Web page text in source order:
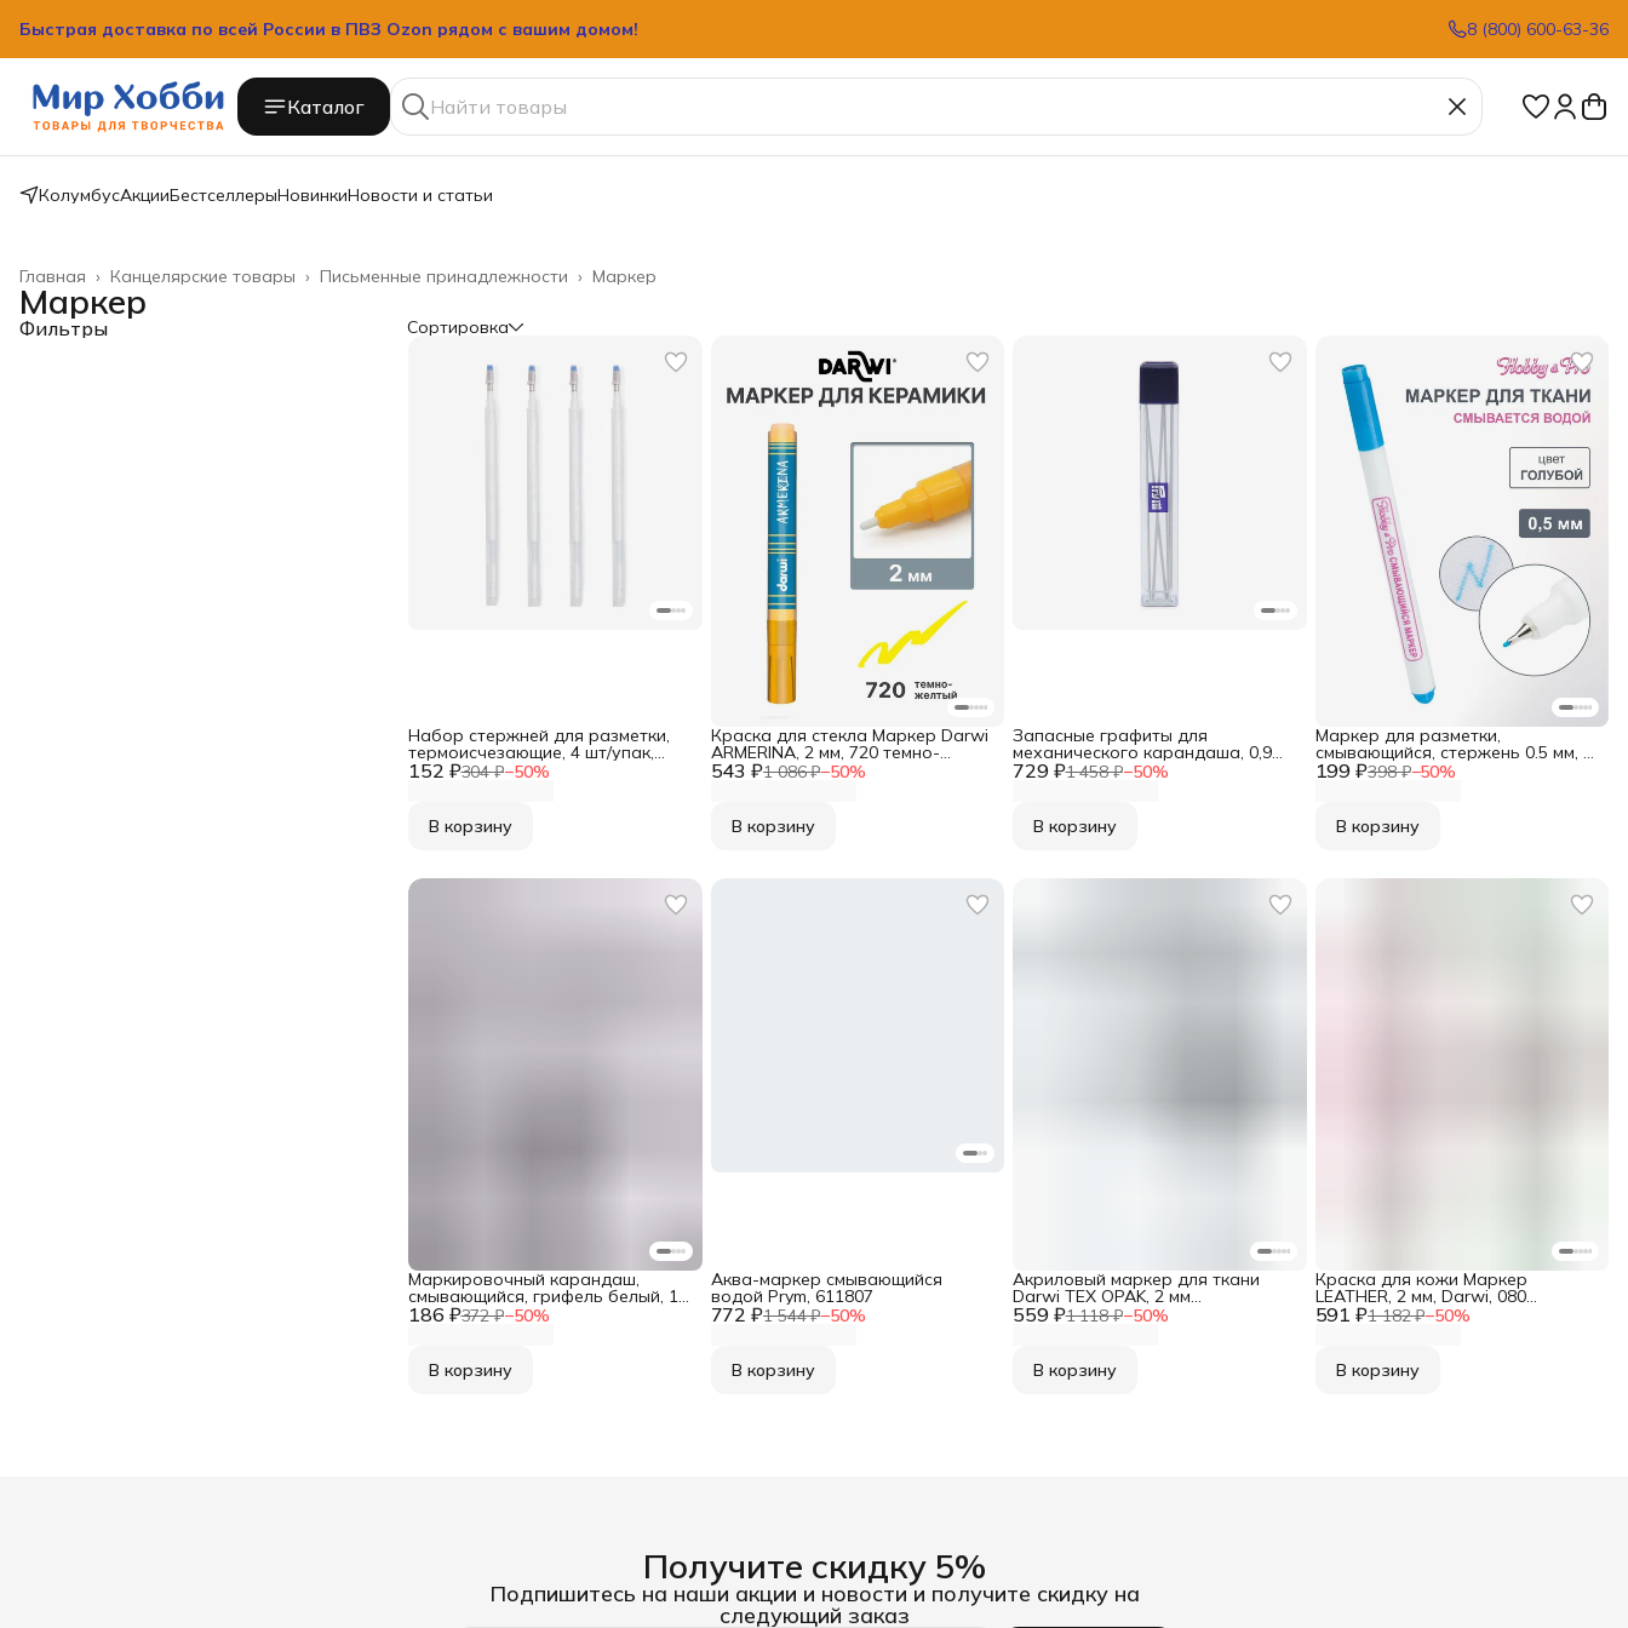
Быстрая доставка по всей России в ПВЗ Ozon рядом с вашим домом!
Быстрая доставка по всей России в ПВЗ Ozon рядом с вашим домом!
8 (800) 600-63-36
Каталог
КолумбусАкцииБестселлерыНовинкиНовости и статьи
Маркер
Письменные принадлежности ›
Канцелярские товары ›
Главная ›
Маркер
Фильтры Сортировка
152 ₽304 ₽−50%
Набор стержней для разметки,
термоисчезающие, 4 шт/упак,
белый, Арт Узор
В корзину
543 ₽1 086 ₽−50%
Краска для стекла Маркер Darwi
ARMERINA, 2 мм, 720 темно-
желтый, DA0340013
В корзину
729 ₽1 458 ₽−50%
Запасные графиты для
механического карандаша, 0,9
мм, белый цвет, 6 шт, Prym, 610841
В корзину
199 ₽398 ₽−50%
Маркер для разметки,
смывающийся, стержень 0.5 мм, 1
шт, Hobby&Pro
В корзину
186 ₽372 ₽−50%
Маркировочный карандаш,
смывающийся, грифель белый, 1
шт, Hobby&Pro
В корзину
772 ₽1 544 ₽−50%
Аква-маркер смывающийся
водой Prym, 611807
В корзину
559 ₽1 118 ₽−50%
Акриловый маркер для ткани
Darwi TEX OPAK, 2 мм
(укрывистый), 010 белый
В корзину
591 ₽1 182 ₽−50%
Краска для кожи Маркер
LEATHER, 2 мм, Darwi, 080
серебряный
В корзину
Получите скидку 5%
Подпишитесь на наши акции и новости и получите скидку на
следующий заказ